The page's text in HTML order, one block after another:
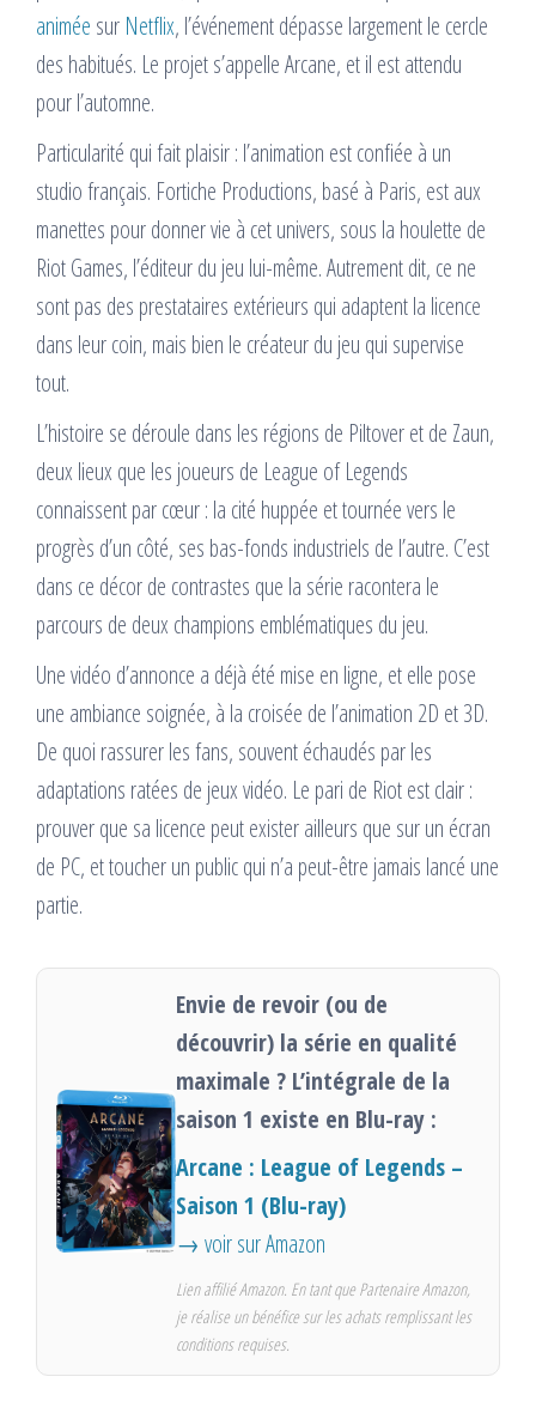
animée sur Netflix, l’événement dépasse largement le cercle
des habitués. Le projet s’appelle Arcane, et il est attendu
pour l’automne.
Particularité qui fait plaisir : l’animation est confiée à un
studio français. Fortiche Productions, basé à Paris, est aux
manettes pour donner vie à cet univers, sous la houlette de
Riot Games, l’éditeur du jeu lui-même. Autrement dit, ce ne
sont pas des prestataires extérieurs qui adaptent la licence
dans leur coin, mais bien le créateur du jeu qui supervise
tout.
L’histoire se déroule dans les régions de Piltover et de Zaun,
deux lieux que les joueurs de League of Legends
connaissent par cœur : la cité huppée et tournée vers le
progrès d’un côté, ses bas-fonds industriels de l’autre. C’est
dans ce décor de contrastes que la série racontera le
parcours de deux champions emblématiques du jeu.
Une vidéo d’annonce a déjà été mise en ligne, et elle pose
une ambiance soignée, à la croisée de l’animation 2D et 3D.
De quoi rassurer les fans, souvent échaudés par les
adaptations ratées de jeux vidéo. Le pari de Riot est clair :
prouver que sa licence peut exister ailleurs que sur un écran
de PC, et toucher un public qui n’a peut-être jamais lancé une
partie.
Envie de revoir (ou de
découvrir) la série en qualité
maximale ? L’intégrale de la
saison 1 existe en Blu-ray :
Arcane : League of Legends –
Saison 1 (Blu-ray)
→ voir sur Amazon
Lien affilié Amazon. En tant que Partenaire Amazon,
je réalise un bénéfice sur les achats remplissant les
conditions requises.